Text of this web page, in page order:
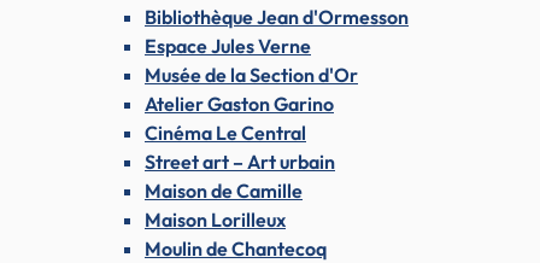
Bibliothèque Jean d'Ormesson
Espace Jules Verne
Musée de la Section d'Or
Atelier Gaston Garino
Cinéma Le Central
Street art – Art urbain
Maison de Camille
Maison Lorilleux
Moulin de Chantecoq